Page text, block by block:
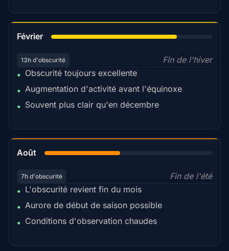
Février
13h d'obscurité
Fin de l'hiver
• Obscurité toujours excellente
• Augmentation d'activité avant l'équinoxe
• Souvent plus clair qu'en décembre
Août
7h d'obscurité
Fin de l'été
• L'obscurité revient fin du mois
• Aurore de début de saison possible
• Conditions d'observation chaudes